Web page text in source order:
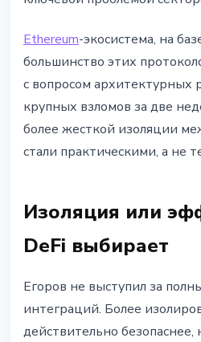
Ethereum-экосистема, на
большинство этих
с вопросом архитектурных
крупных взломов за две
более жесткой изоляции
стали практическими, а не
Изоляция или
DeFi выбирает
Егоров не выступил за
интеграций. Более
действительно